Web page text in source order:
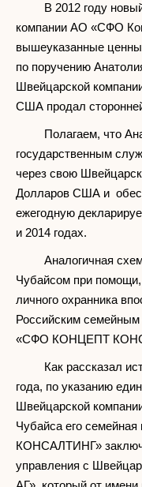
В 2012 году новый
компании АО «СФО
вышеуказанные
по поручению
Швейцарской
США продал
Полагаем, что
государственным
через свою
Долларов США и
ежегодную
и 2014 годах.
Аналогичная
Чубайсом при помощи,
личного охранника
Российским
«СФО КОНЦЕПТ
Как рассказал
года, по указанию
Швейцарской
Чубайса его
КОНСАЛТИНГ»
управления с